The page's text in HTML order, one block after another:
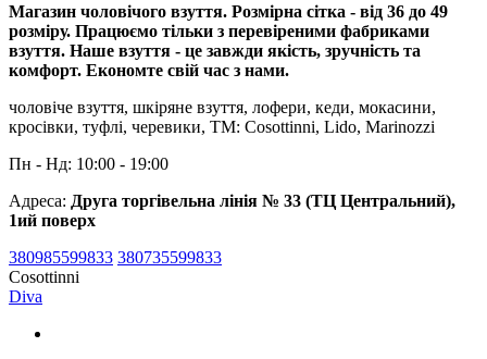
Магазин чоловічого взуття. Розмірна сітка - від 36 до 49
розміру. Працюємо тільки з перевіреними фабриками
взуття. Наше взуття - це завжди якість, зручність та
комфорт. Економте свій час з нами.
чоловіче взуття, шкіряне взуття, лофери, кеди, мокасини,
кросівки, туфлі, черевики, TM: Cosottinni, Lido, Marinozzi
Пн - Нд: 10:00 - 19:00
Адреса: Друга торгівельна лінія № 33 (ТЦ Центральний),
1ий поверх
380985599833 380735599833
Cosottinni
Diva